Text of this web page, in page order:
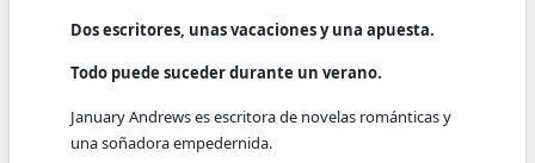
Dos escritores, unas vacaciones y una apuesta.
Todo puede suceder durante un verano.
January Andrews es escritora de novelas románticas y
una soñadora empedernida.